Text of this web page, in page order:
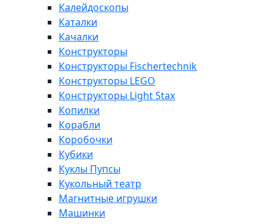
Калейдоскопы
Каталки
Качалки
Конструкторы
Конструкторы Fisсhertechnik
Конструкторы LEGO
Конструкторы Light Stax
Копилки
Корабли
Коробочки
Кубики
Куклы Пупсы
Кукольный театр
Магнитные игрушки
Машинки